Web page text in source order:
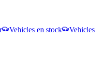
Vehicles en stock
Vehicles